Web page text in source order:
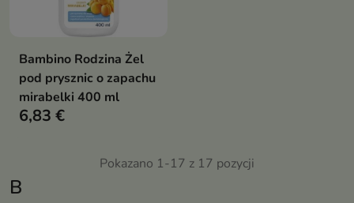
B
Bambino Rodzina Żel
pod prysznic o zapachu
mirabelki 400 ml
6,83 €
Pokazano 1-17 z 17 pozycji